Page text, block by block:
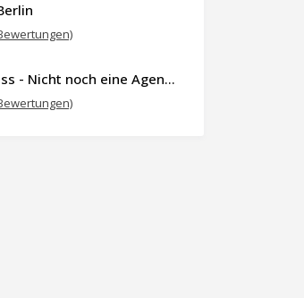
SMART Business - Nicht noch eine Agentur. Sondern ein Partner, der dein Business als Ganzes denkt.